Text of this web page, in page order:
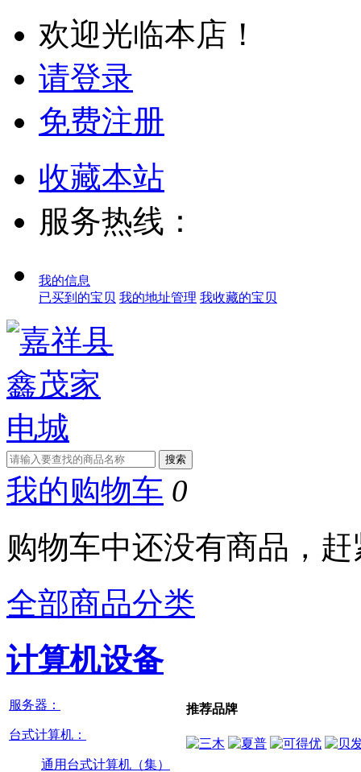
欢迎光临本店！
请登录
免费注册
收藏本站
服务热线：
我的信息
已买到的宝贝 我的地址管理 我收藏的宝贝
我的购物车 0
购物车中还没有商品，
全部商品分类
计算机设备
服务器：
台式计算机：
通用台式计算机（集）
推荐品牌